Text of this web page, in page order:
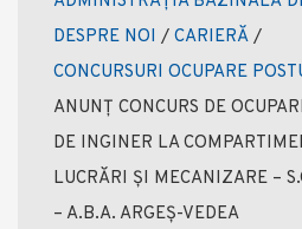
DESPRE NOI / CARIERĂ /
CONCURSURI OCUPARE
ANUNȚ CONCURS DE
DE INGINER LA
LUCRĂRI ȘI MECANIZARE –
– A.B.A. ARGEȘ-VEDEA